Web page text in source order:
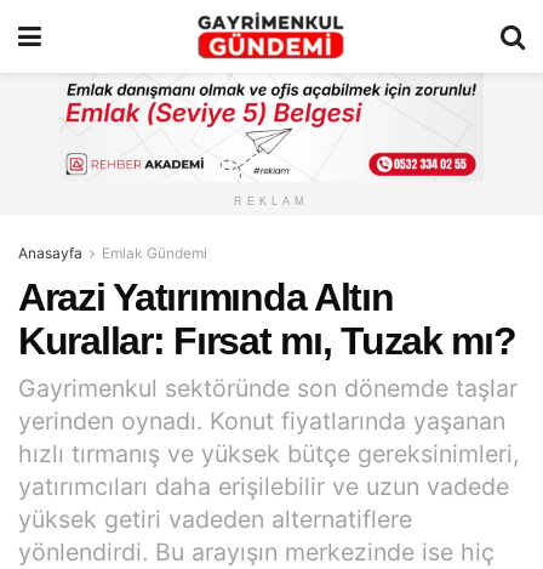
REKLAM
Anasayfa Emlak Gündemi
Arazi Yatırımında Altın
Kurallar: Fırsat mı, Tuzak mı?
Gayrimenkul sektöründe son dönemde taşlar
yerinden oynadı. Konut fiyatlarında yaşanan
hızlı tırmanış ve yüksek bütçe gereksinimleri,
yatırımcıları daha erişilebilir ve uzun vadede
yüksek getiri vadeden alternatiflere
yönlendirdi. Bu arayışın merkezinde ise hiç